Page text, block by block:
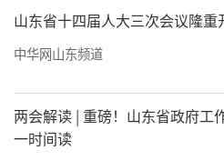
琴。“一旦有了目标，
那四年里，我瞒着家人
手冻得肿胀如大馒头
说。
功夫不负有心人，
山东省十四届人大三次会议隆重
中华网山东频道
两会解读 | 重磅！山东省政府工
一时间读